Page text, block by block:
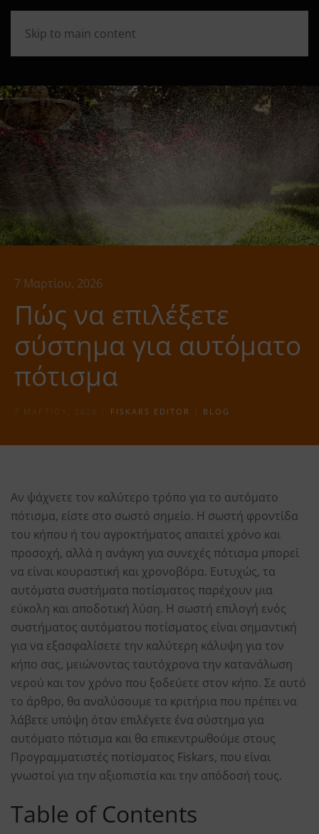
Skip to main content
7 Μαρτίου, 2026
Πώς να επιλέξετε
σύστημα για αυτόματο
πότισμα
7 ΜΑΡΤΊΟΥ, 2026 FISKARS EDITOR BLOG
Αν ψάχνετε τον καλύτερο τρόπο για το αυτόματο
πότισμα, είστε στο σωστό σημείο. Η σωστή φροντίδα
του κήπου ή του αγροκτήματος απαιτεί χρόνο και
προσοχή, αλλά η ανάγκη για συνεχές πότισμα μπορεί
να είναι κουραστική και χρονοβόρα. Ευτυχώς, τα
αυτόματα συστήματα ποτίσματος παρέχουν μια
εύκολη και αποδοτική λύση. Η σωστή επιλογή ενός
συστήματος αυτόματου ποτίσματος είναι σημαντική
για να εξασφαλίσετε την καλύτερη κάλυψη για τον
κήπο σας, μειώνοντας ταυτόχρονα την κατανάλωση
νερού και τον χρόνο που ξοδεύετε στον κήπο. Σε αυτό
το άρθρο, θα αναλύσουμε τα κριτήρια που πρέπει να
λάβετε υπόψη όταν επιλέγετε ένα σύστημα για
αυτόματο πότισμα και θα επικεντρωθούμε στους
Προγραμματιστές ποτίσματος Fiskars, που είναι
γνωστοί για την αξιοπιστία και την απόδοσή τους.
Table of Contents